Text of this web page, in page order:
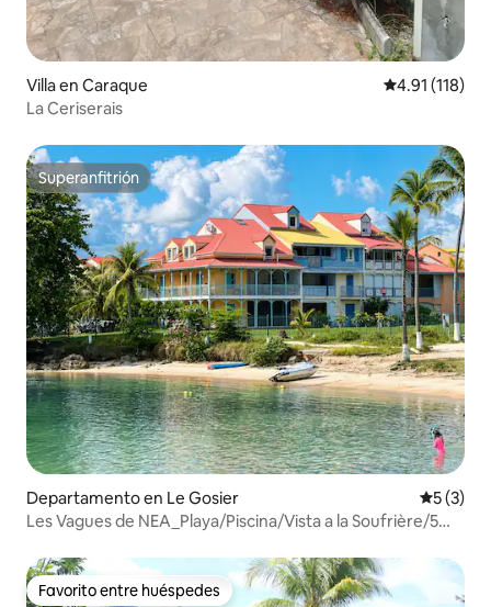
Villa en Caraque Calificación
4.91 (118)
La Ceriserais
Superanfitrión
Superanfitrión
Departamento en Le Gosier
5 (3)
Les Vagues de NEA_Playa/Piscina/Vista a la Soufrière/5
Favorito entre huéspedes
Favorito entre huéspedes